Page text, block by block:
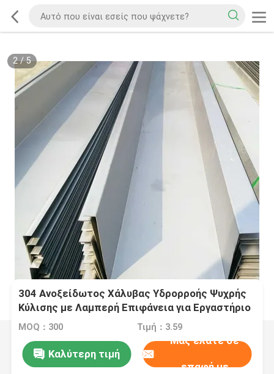
2/5
304 Ανοξείδωτος Χάλυβας Υδρορροής Ψυχρής
Κύλισης με Λαμπερή Επιφάνεια για Εργαστήριο
Μεταλλικής Κατασκευής
MOQ：300 Τιμή：3.59
Καλύτερη τιμή
Μας ελάτε σε
επαφή με